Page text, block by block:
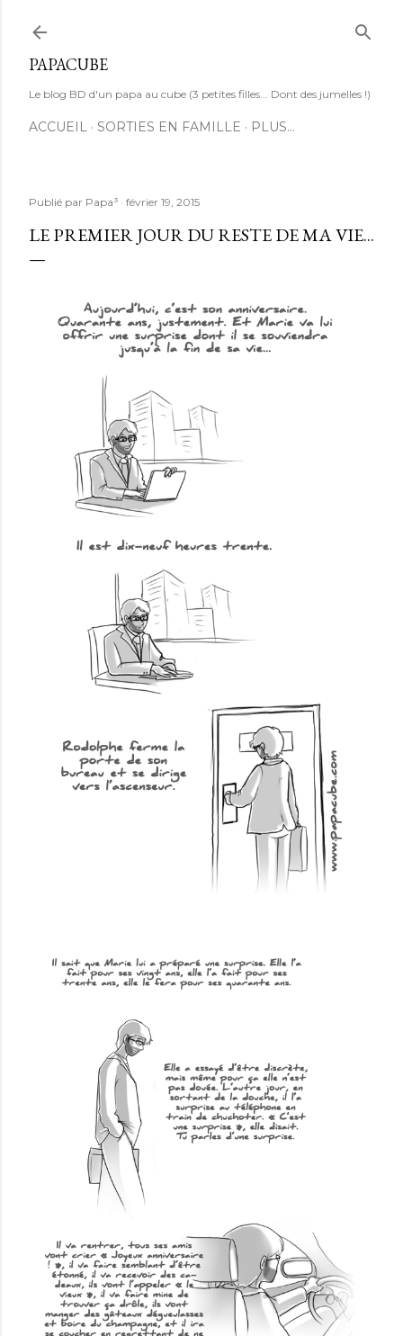
PAPACUBE
Le blog BD d'un papa au cube (3 petites filles... Dont des jumelles !)
ACCUEIL SORTIES EN FAMILLE PLUS…
Publié par Papa³ février 19, 2015
LE PREMIER JOUR DU RESTE DE MA VIE...